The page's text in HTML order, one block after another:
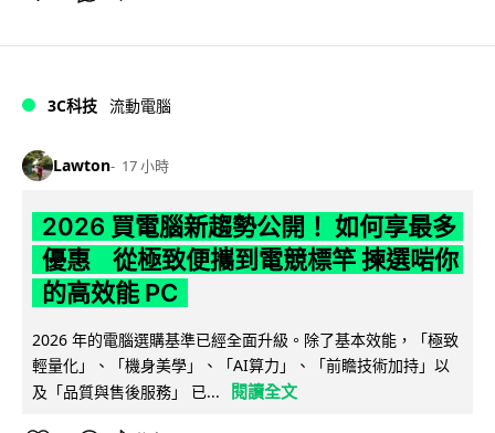
3C科技 流動電腦
Lawton 17 小時
2026 買電腦新趨勢公開！ 如何享最多
優惠 從極致便攜到電競標竿 揀選啱你
的高效能 PC
2026 年的電腦選購基準已經全面升級。除了基本效能，「極致
輕量化」、「機身美學」、「AI算力」、「前瞻技術加持」以
及「品質與售後服務」 已...
閱讀全文